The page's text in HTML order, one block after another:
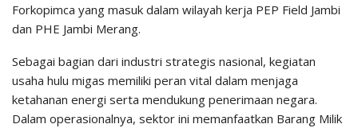
Forkopimca yang masuk dalam wilayah kerja PEP Field Jambi
dan PHE Jambi Merang.
Sebagai bagian dari industri strategis nasional, kegiatan
usaha hulu migas memiliki peran vital dalam menjaga
ketahanan energi serta mendukung penerimaan negara.
Dalam operasionalnya, sektor ini memanfaatkan Barang Milik